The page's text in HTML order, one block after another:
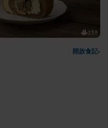
開啟食記›